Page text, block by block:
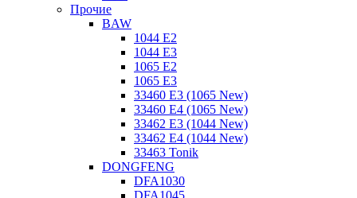
Прочие
BAW
1044 E2
1044 E3
1065 E2
1065 E3
33460 E3 (1065 New)
33460 E4 (1065 New)
33462 E3 (1044 New)
33462 E4 (1044 New)
33463 Tonik
DONGFENG
DFA1030